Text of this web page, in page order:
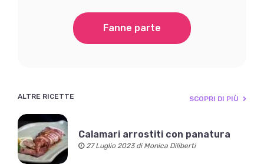
Fanne parte
ALTRE RICETTE SCOPRI DI PIÙ
Calamari arrostiti con panatura
27 Luglio 2023 di Monica Diliberti